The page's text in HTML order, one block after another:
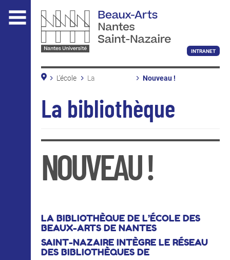
contenu
L'ÉCOLE
Beaux-Arts Nantes Saint-Nazaire
Nous soutenir
INTERNATIONAL
INTRANET
L'école
La
Nouveau !
Conditions de prêt
Accès et horaires
La bibliothèque
NOUVEAU !
LA BIBLIOTHÈQUE DE L’ÉCOLE DES
BEAUX-ARTS DE NANTES
SAINT-NAZAIRE INTÈGRE LE RÉSEAU
DES BIBLIOTHÈQUES DE